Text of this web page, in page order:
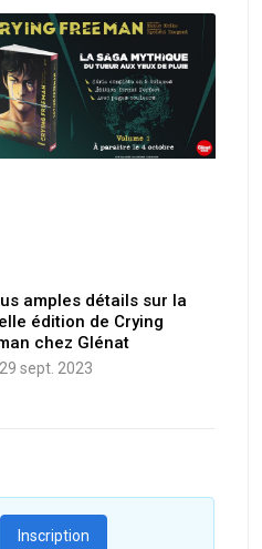
amples détails sur la
édition de Crying
chez Glénat
sept. 2023
Inscription